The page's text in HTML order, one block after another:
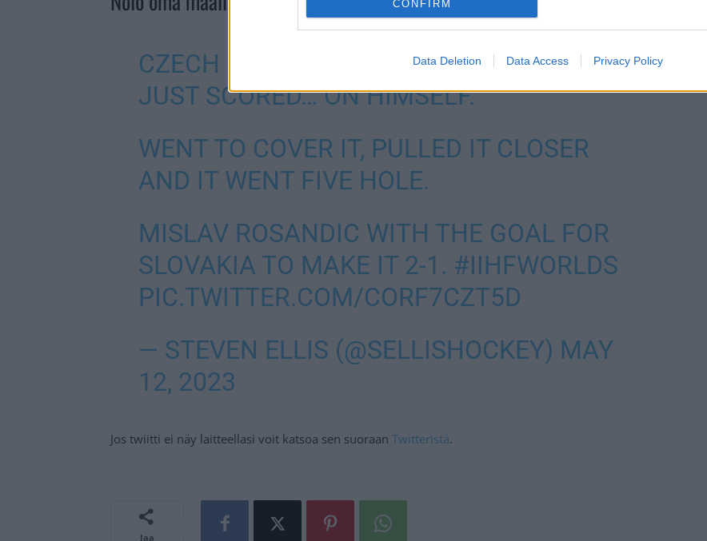
CONFIRM
Data Deletion Data Access Privacy Policy
CZECH GOALTENDER SIMON HRUBEC
JUST SCORED… ON HIMSELF.
WENT TO COVER IT, PULLED IT CLOSER
AND IT WENT FIVE HOLE.
MISLAV ROSANDIC WITH THE GOAL FOR
SLOVAKIA TO MAKE IT 2-1. #IIHFWORLDS
PIC.TWITTER.COM/CORF7CZT5D
— STEVEN ELLIS (@SELLISHOCKEY) MAY
12, 2023
Jos twiitti ei näy laitteellasi voit katsoa sen suoraan Twitteristä.
Jaa